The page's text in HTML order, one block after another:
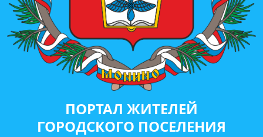
ПОРТАЛ ЖИТЕЛЕЙ
ГОРОДСКОГО ПОСЕЛЕНИЯ